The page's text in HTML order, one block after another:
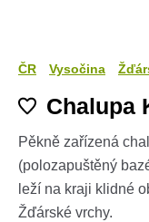
ČR Vysočina
Chalupa
Pěkně zařízená
(polozapuštěný
leží na kraji klidné
Žďárské vrchy.